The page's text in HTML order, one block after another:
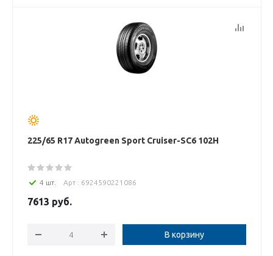
225/65 R17 Autogreen Sport Cruiser-SC6 102H
4 шт. Арт : 6924590221086
7613 руб.
В корзину